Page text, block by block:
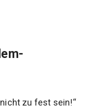
zu fest sein!“